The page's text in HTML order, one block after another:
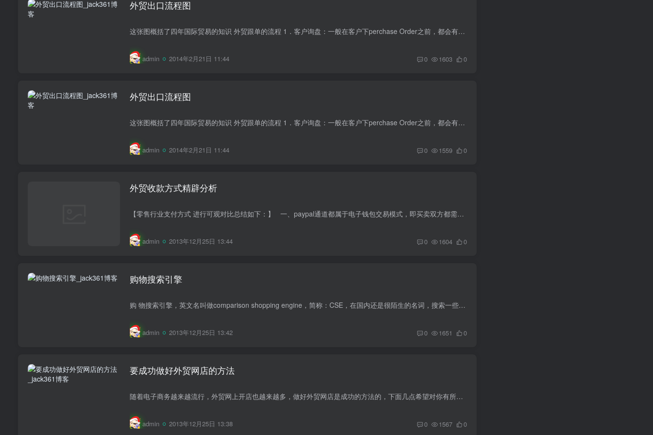
外贸出口流程图
这张图概括了四年国际贸易的知识 外贸跟单的流程 1．客户询盘：一般在客户下perchase Order之前，都会有相关的Order Inquiry给业务部，做一些细节上的了解。 2．报价：业务部及时...
admin 2014年2月21日 11:44 0 1603 0
外贸出口流程图
这张图概括了四年国际贸易的知识 外贸跟单的流程 1．客户询盘：一般在客户下perchase Order之前，都会有相关的Order Inquiry给业务部，做一些细节上的了解。 2．报价：业务部及时...
admin 2014年2月21日 11:44 0 1559 0
外贸收款方式精辟分析
【零售行业支付方式 进行可观对比总结如下：】 一、paypal通道都属于电子钱包交易模式，即买卖双方都需要有一个帐户才可以交易 优点：（1）直接在官方网站上申请即可免费开通，...
admin 2013年12月25日 13:44 0 1604 0
购物搜索引擎
购 物搜索引擎，英文名叫做comparison shopping engine，简称：CSE，在国内还是很陌生的名词，搜索一些国外的资源，提到这个概念的网站也并不多， 购物搜索引擎在国内比较容易理解是google prod...
admin 2013年12月25日 13:42 0 1651 0
要成功做好外贸网店的方法
随着电子商务越来越流行，外贸网上开店也越来越多，做好外贸网店是成功的方法的，下面几点希望对你有所帮助： 一、建设专业的购物网站，取得客户信任。这是电子商务首要解决的问题...
admin 2013年12月25日 13:38 0 1567 0